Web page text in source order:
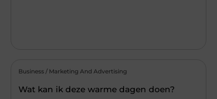
Business / Marketing And Advertising
Wat kan ik deze warme dagen doen?